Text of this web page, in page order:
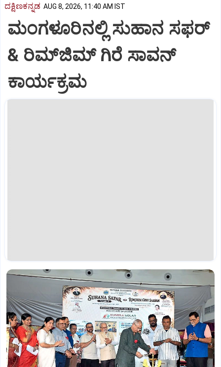
ದಕ್ಷಿಣಕನ್ನಡ AUG 8, 2026, 11:40 AM IST
ಮಂಗಳೂರಿನಲ್ಲಿ ಸುಹಾನ ಸಫರ್
& ರಿಮ್‌ಜಿಮ್ ಗಿರೆ ಸಾವನ್
ಕಾರ್ಯಕ್ರಮ